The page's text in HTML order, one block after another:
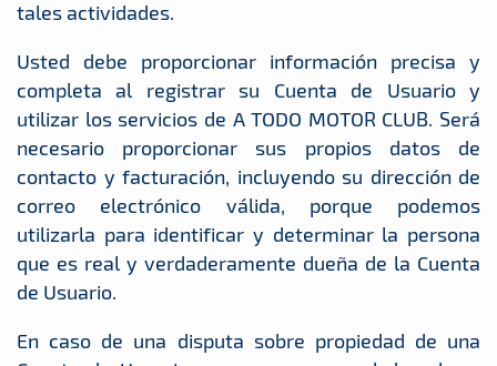
tales actividades.
Usted debe proporcionar información precisa y
completa al registrar su Cuenta de Usuario y
utilizar los servicios de A TODO MOTOR CLUB. Será
necesario proporcionar sus propios datos de
contacto y facturación, incluyendo su dirección de
correo electrónico válida, porque podemos
utilizarla para identificar y determinar la persona
que es real y verdaderamente dueña de la Cuenta
de Usuario.
En caso de una disputa sobre propiedad de una